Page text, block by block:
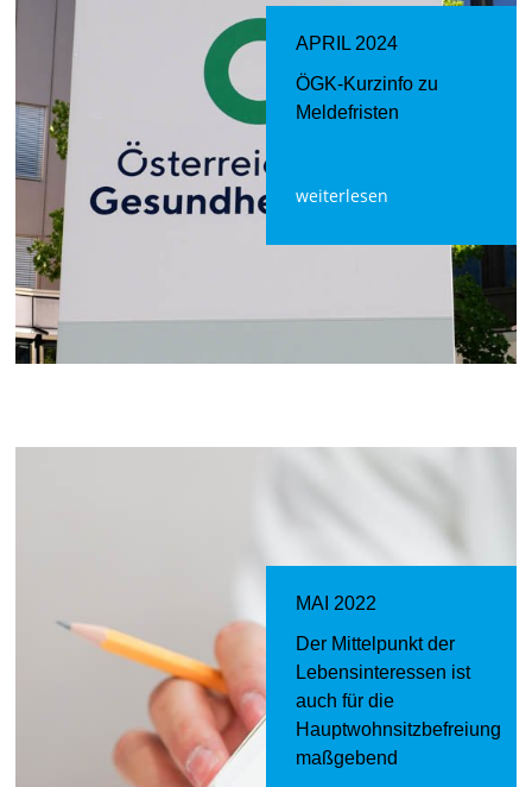
APRIL 2024
ÖGK-Kurzinfo zu
Meldefristen
weiterlesen
MAI 2022
Der Mittelpunkt der
Lebensinteressen ist
auch für die
Hauptwohnsitzbefreiung
maßgebend